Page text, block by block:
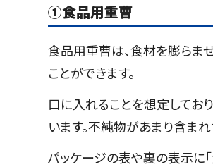
①食品用重曹
食品用重曹は、食材を膨らま
ことができます。
口に入れることを想定してお
います。不純物があまり含ま
パッケージの表や裏の表示に